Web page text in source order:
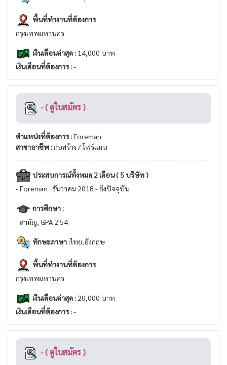
พื้นที่ทำงานที่ต้องการ
กรุงเทพมหานคร
เงินเดือนล่าสุด : 14,000 บาท
เงินเดือนที่ต้องการ :-
- ( ดูใบสมัคร )
ตำแหน่งที่ต้องการ :Foreman
สาขาอาชีพ :ก่อสร้าง / โฟร์แมน
ประสบการณ์ทั้งหมด 2 เดือน ( 5 บริษัท )
- Foreman : ธันวาคม 2018 - ถึงปัจจุบัน
การศึกษา :
- สามัญ, GPA 2.54
ทักษะภาษา :ไทย,อังกฤษ
พื้นที่ทำงานที่ต้องการ
กรุงเทพมหานคร
เงินเดือนล่าสุด : 20,000 บาท
เงินเดือนที่ต้องการ :-
- ( ดูใบสมัคร )